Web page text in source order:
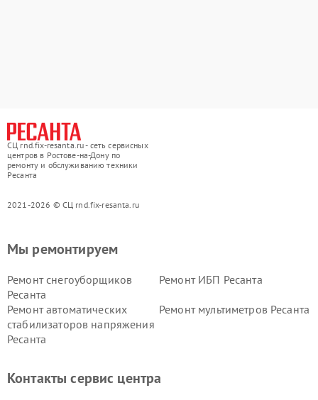
СЦ rnd.fix-resanta.ru - сеть сервисных
центров в Ростове-на-Дону по
ремонту и обслуживанию техники
Ресанта
2021-2026 © СЦ rnd.fix-resanta.ru
Мы ремонтируем
Ремонт снегоуборщиков
Ресанта
Ремонт ИБП Ресанта
Ремонт автоматических
стабилизаторов напряжения
Ресанта
Ремонт мультиметров Ресанта
Контакты сервис центра